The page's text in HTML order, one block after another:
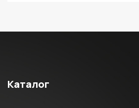
Каталог